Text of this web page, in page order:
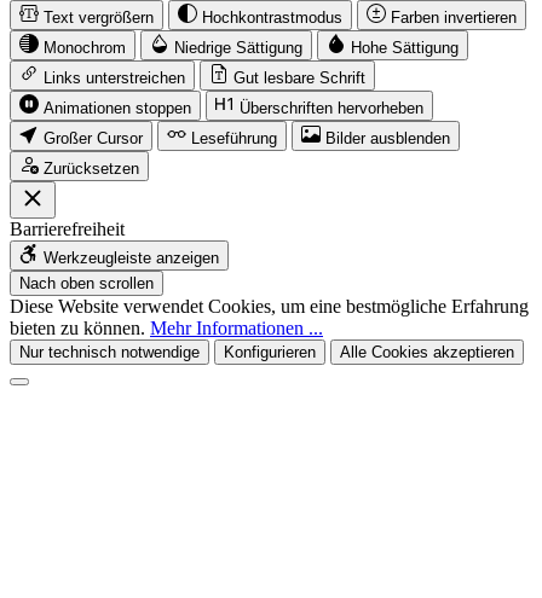
Text vergrößern Hochkontrastmodus
Farben invertieren
Monochrom
Niedrige Sättigung
Hohe Sättigung
Links unterstreichen
Gut lesbare Schrift
Animationen stoppen
Überschriften hervorheben
Großer Cursor
Leseführung
Bilder ausblenden
Zurücksetzen
Barrierefreiheit
Werkzeugleiste anzeigen
Nach oben scrollen
Diese Website verwendet Cookies, um eine bestmögliche Erfahrung
bieten zu können. Mehr Informationen ...
Nur technisch notwendige Konfigurieren Alle Cookies akzeptieren